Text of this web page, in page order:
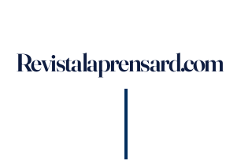
Revistalaprensard.com